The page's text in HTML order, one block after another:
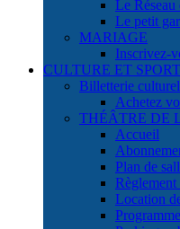
Le Réseau
Le petit
MARIAGE
Inscrivez-
CULTURE ET
Billetterie
Achetez
THÉÂTRE DE
Accueil
Plan de
Location